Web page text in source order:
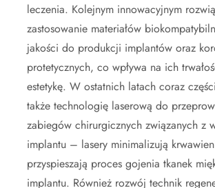
leczenia. Kolejnym innowacyjnym
zastosowanie materiałów
jakości do produkcji implantów oraz
protetycznych, co wpływa na ich
estetykę. W ostatnich latach coraz
także technologię laserową do
zabiegów chirurgicznych związanych z
implantu – lasery minimalizują
przyspieszają proces gojenia tkanek
implantu. Również rozwój technik